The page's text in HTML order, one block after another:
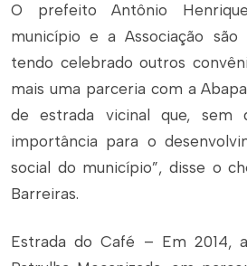
O prefeito Antônio
município e a Associação são
tendo celebrado outros
mais uma parceria com a
de estrada vicinal que, sem
importância para o
social do município”, disse o
Barreiras.
Estrada do Café – Em 2014,